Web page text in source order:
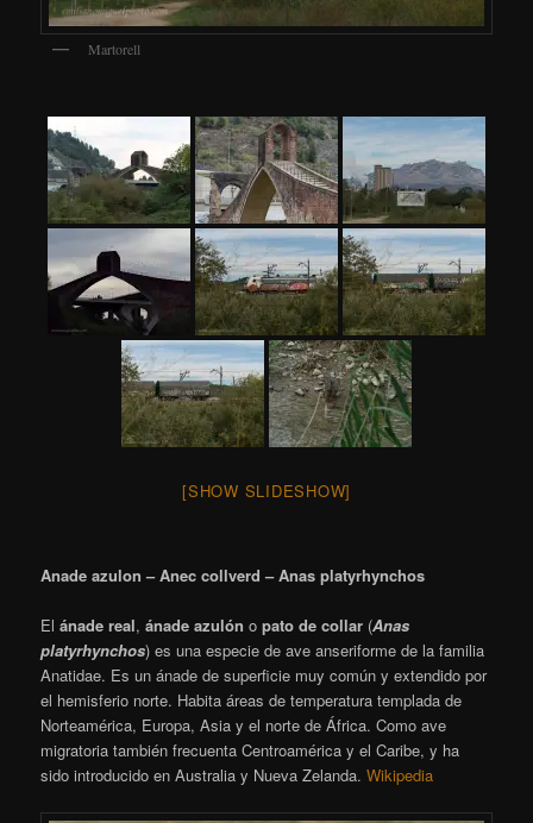
Martorell
[SHOW SLIDESHOW]
Anade azulon – Anec collverd – Anas platyrhynchos
Elánade real,ánade azulón opato de collar (Anas
platyrhynchos)​ es una especie de ave anseriforme de la familia
Anatidae. Es un ánade de superficie muy común y extendido por
el hemisferio norte. Habita áreas de temperatura templada de
Norteamérica, Europa, Asia y el norte de África. Como ave
migratoria también frecuenta Centroamérica y el Caribe, y ha
sido introducido en Australia y Nueva Zelanda.Wikipedia